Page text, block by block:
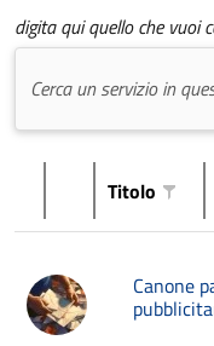
digita qui quello che vuoi
Titolo
Canone